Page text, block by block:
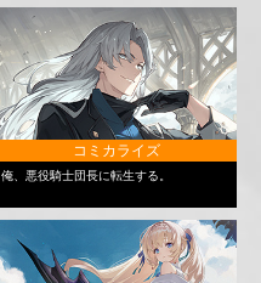
コミカライズ
俺、悪役騎士団長に転生する。